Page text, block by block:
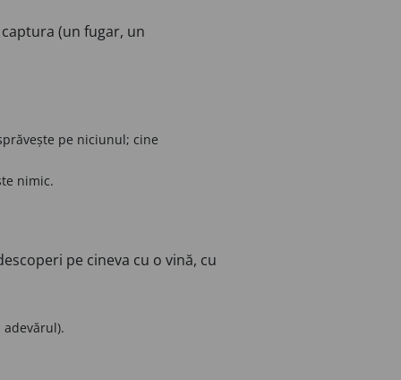
(un fugar, un
pe niciunul; cine
nimic.
pe cineva cu o vină, cu